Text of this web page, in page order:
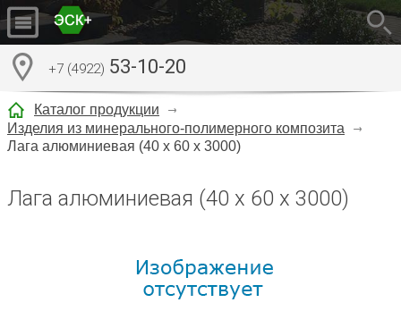
+7 (4922) 53-10-20
Каталог продукции
Изделия из минерального-полимерного композита
Лага алюминиевая (40 х 60 х 3000)
Лага алюминиевая (40 х 60 х 3000)